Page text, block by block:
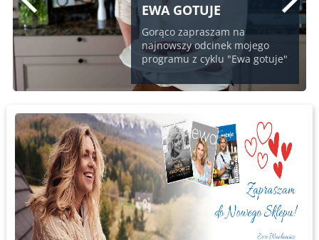
EWA GOTUJE
Gorąco zapraszam na
najnowszy odcinek mojego
programu z cyklu "Ewa gotuje"